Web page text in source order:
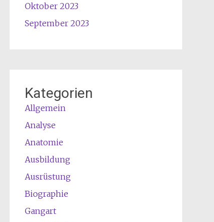
Oktober 2023
September 2023
Kategorien
Allgemein
Analyse
Anatomie
Ausbildung
Ausrüstung
Biographie
Gangart